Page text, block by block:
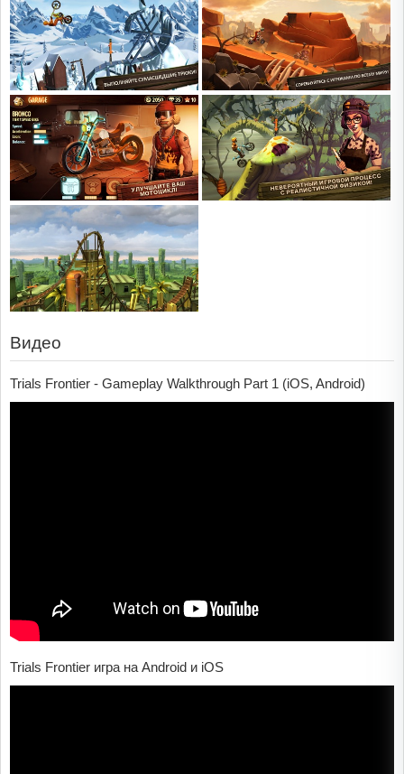
Видео
Trials Frontier - Gameplay Walkthrough Part 1 (iOS, Android)
Trials Frontier игра на Android и iOS